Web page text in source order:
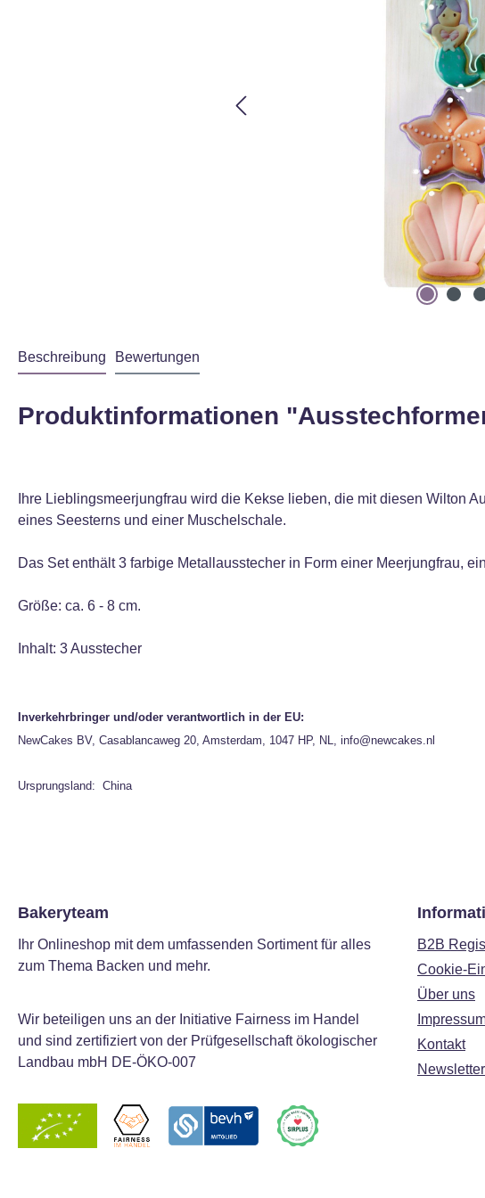
Beschreibung Bewertungen
Produktinformationen
Ihre Lieblingsmeerjungfrau wird die Kekse lieben, die mit diesen Wilton
eines Seesterns und einer Muschelschale.
Das Set enthält 3 farbige Metallausstecher in Form einer Meerjungfrau,
Größe: ca. 6 - 8 cm.
Inhalt: 3 Ausstecher
Inverkehrbringer und/oder verantwortlich in der EU:
NewCakes BV, Casablancaweg 20, Amsterdam, 1047 HP, NL, info@newcakes.nl
Ursprungsland: China
Bakeryteam
Ihr Onlineshop mit dem umfassenden Sortiment für alles
zum Thema Backen und mehr.
Wir beteiligen uns an der Initiative Fairness im Handel
und sind zertifiziert von der Prüfgesellschaft ökologischer
Landbau mbH DE-ÖKO-007
B2B
Cookie-
Über uns
Kontakt
Newsletter